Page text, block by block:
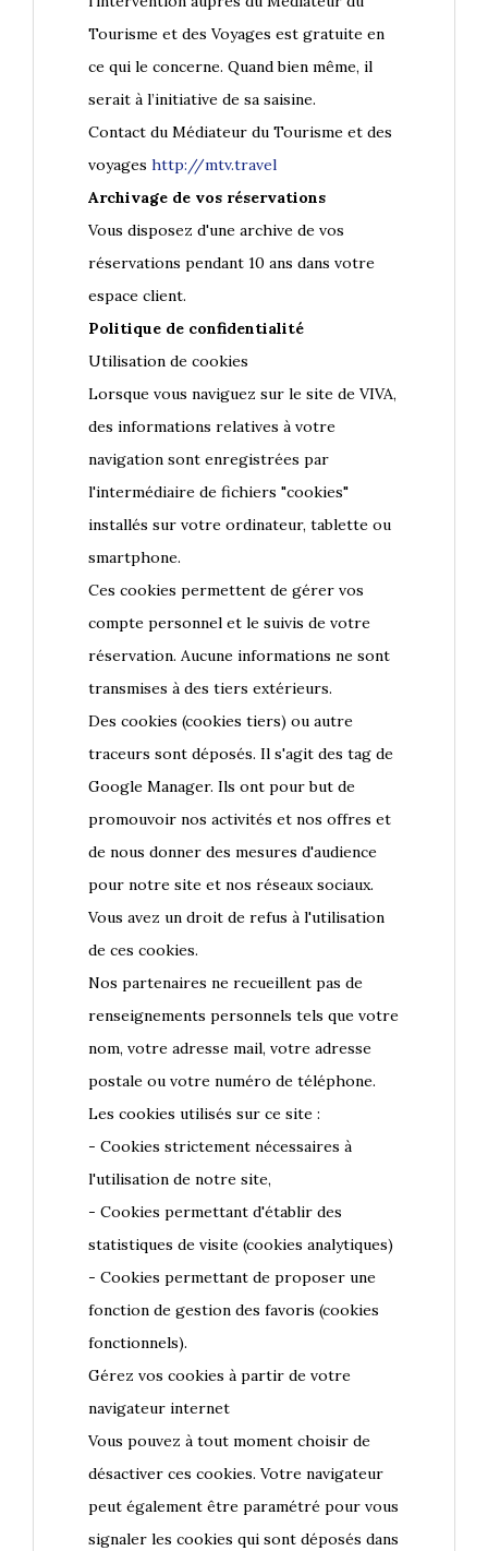
Tourisme et des Voyages est gratuite en
ce qui le concerne. Quand bien même, il
serait à l’initiative de sa saisine.
Contact du Médiateur du Tourisme et des
voyages http://mtv.travel
Archivage de vos réservations
Vous disposez d'une archive de vos
réservations pendant 10 ans dans votre
espace client.
Politique de confidentialité
Utilisation de cookies
Lorsque vous naviguez sur le site de VIVA,
des informations relatives à votre
navigation sont enregistrées par
l'intermédiaire de fichiers "cookies"
installés sur votre ordinateur, tablette ou
smartphone.
Ces cookies permettent de gérer vos
compte personnel et le suivis de votre
réservation. Aucune informations ne sont
transmises à des tiers extérieurs.
Des cookies (cookies tiers) ou autre
traceurs sont déposés. Il s'agit des tag de
Google Manager. Ils ont pour but de
promouvoir nos activités et nos offres et
de nous donner des mesures d'audience
pour notre site et nos réseaux sociaux.
Vous avez un droit de refus à l'utilisation
de ces cookies.
Nos partenaires ne recueillent pas de
renseignements personnels tels que votre
nom, votre adresse mail, votre adresse
postale ou votre numéro de téléphone.
Les cookies utilisés sur ce site :
- Cookies strictement nécessaires à
l'utilisation de notre site,
- Cookies permettant d'établir des
statistiques de visite (cookies analytiques)
- Cookies permettant de proposer une
fonction de gestion des favoris (cookies
fonctionnels).
Gérez vos cookies à partir de votre
navigateur internet
Vous pouvez à tout moment choisir de
désactiver ces cookies. Votre navigateur
peut également être paramétré pour vous
signaler les cookies qui sont déposés dans